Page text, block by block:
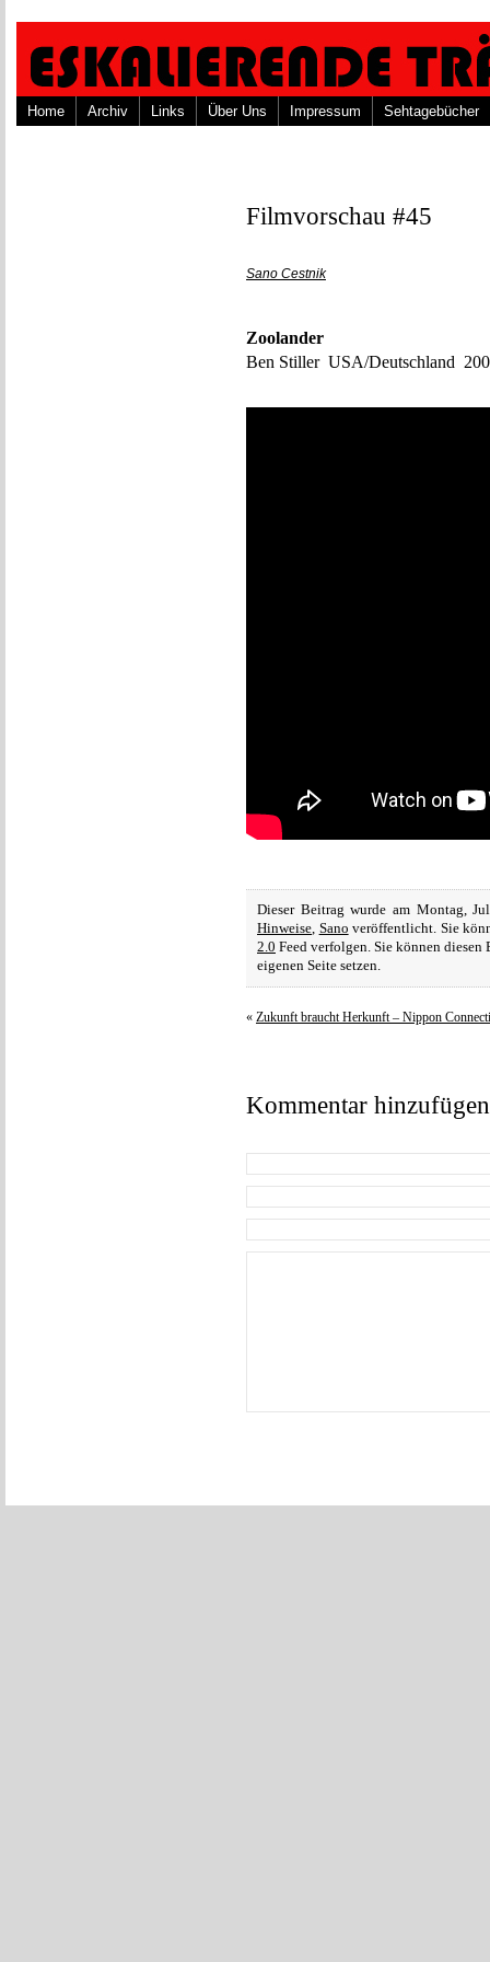
Home Archiv Links Über Uns Impressum Sehtagebücher
Filmvorschau #45
Sano Cestnik
Zoolander
Ben Stiller USA/Deutschland
Dieser Beitrag wurde am Montag,
Hinweise, Sano veröffentlicht. Sie
2.0 Feed verfolgen. Sie können diesen
eigenen Seite setzen.
« Zukunft braucht Herkunft – Nippon
Kommentar hinzufügen